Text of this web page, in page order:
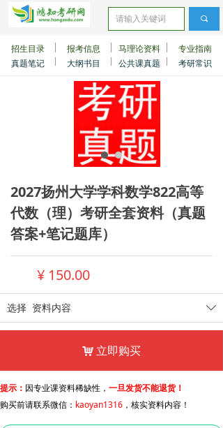
真题笔记 大纲书目 公共课真题 考研常识
招生目录 报考信息 马理论资料 专业指南
끠
2027扬州大学学科数学822高等
代数（理）考研全套资料（真题
答案+笔记题库）
ꄳ
选择 资料内容
¥ 150.00
낙 立即购买
提示： 因专业课资料稀缺性， 一旦发货不能退货！
购买前请联系微信： kaoyan1316 ，核实资料内容！